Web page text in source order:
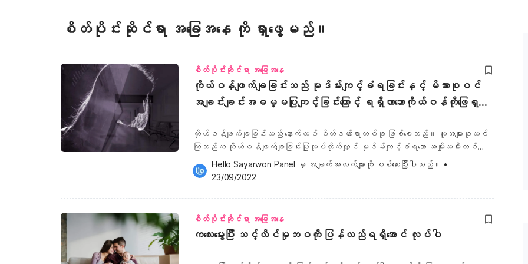
စိတ်ပိုင်းဆိုင်ရာ အခြေအနေ ကို ရှာဖွေမည်။
စိတ်ပိုင်းဆိုင်ရာ အခြေအနေ
ကိုယ်ဝန်ဖျက်ချခြင်းသည် မုဒိမ်းကျင့်ခံရခြင်းနှင့် မိသားစုဝင်
အချင်းချင်းအဓမ္မပြုကျင့်ခြင်းကြောင့် ရရှိလာသောကိုယ်ဝန်ကိုဖြေရှင်း
ကိုယ်ဝန်ဖျက်ချခြင်းသည် နောက်ထပ် စိတ်ဒဏ်ရာတစ်ခု ဖြစ်စေသည်။ လူအများစုထင်
ကြသည်က ကိုယ်ဝန်ဖျက်ချခြင်းပြုလုပ်လိုက်လျှင် မုဒိမ်းကျင့်ခံရသော အမျိုးသမီးတစ်
ယောက်၏ ဒဏ်ရာမှလျင်မြန်စွာ လွတ်မြောက်စေနိုင်မည်ဟုထင်ကြပါသည်။ သို့မဟုတ်
အနည်းဆုံးတော့သူမကိုယ်ဝန်ဆောင်နေစဉ် ကာလတစ်လျှောက် မုဒိမ်းကျင့်ခံရခြင်းကိုအမှတ်ရ
ကိုယ်ဝန်ဖျက်ချဖူးသော အမျိုးသမီးအများစု၏ ထွက်ဆိုချက်များအရ ကိုယ်ဝန်ဖျက်ချခြင်းသည်
ထွက်ဆိုကြပါသည်။ အမျိုးသမီးအများစုဖော်ပြထားသည်က ကိုယ်ဝန်ဖျက်ချခြင်းကို အဓမ္မပြု
ကျင့်ခြင်းနည်းတစ်မျိုး (Medical rape) ဆေးပညာအရ နိုင်ထက်စီးနင်းပြုကြခြင်းဟု ဖော်ပြ
Hello Sayarwon Panel မှ အချက်အလက်များကို စစ်ဆေးပြီးပါသည်။ •
23/09/2022
စိတ်ပိုင်းဆိုင်ရာ အခြေအနေ
ကလေးမွေးပြီး သင့်လိင်မှုဘဝကို ပြန်လည်ရရှိအောင် လုပ်ပါ